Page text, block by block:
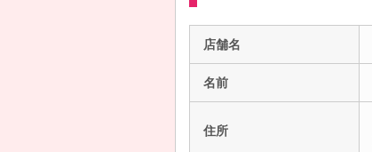
店舗名
名前
住所